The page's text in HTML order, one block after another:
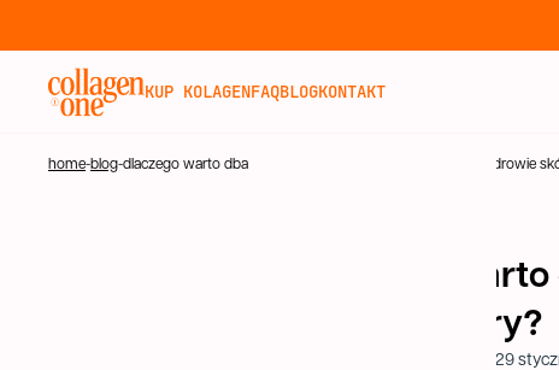
KUP KOLAGENFAQBLOGKONTAKT
home-blog-dlaczego warto dbać o mikrobiom jelitowy, aby poprawić zdrowie
Dlaczego
zdrowie skóry?
29